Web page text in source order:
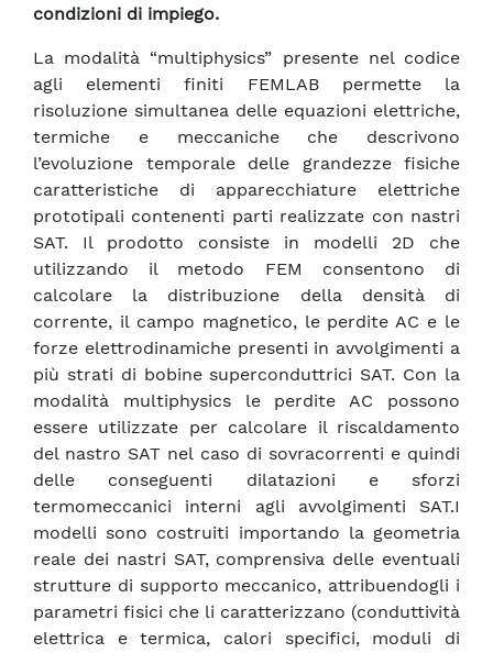
condizioni di impiego.
La modalità “multiphysics” presente nel codice
agli elementi finiti FEMLAB permette la
risoluzione simultanea delle equazioni elettriche,
termiche e meccaniche che descrivono
l’evoluzione temporale delle grandezze fisiche
caratteristiche di apparecchiature elettriche
prototipali contenenti parti realizzate con nastri
SAT. Il prodotto consiste in modelli 2D che
utilizzando il metodo FEM consentono di
calcolare la distribuzione della densità di
corrente, il campo magnetico, le perdite AC e le
forze elettrodinamiche presenti in avvolgimenti a
più strati di bobine superconduttrici SAT. Con la
modalità multiphysics le perdite AC possono
essere utilizzate per calcolare il riscaldamento
del nastro SAT nel caso di sovracorrenti e quindi
delle conseguenti dilatazioni e sforzi
termomeccanici interni agli avvolgimenti SAT.I
modelli sono costruiti importando la geometria
reale dei nastri SAT, comprensiva delle eventuali
strutture di supporto meccanico, attribuendogli i
parametri fisici che li caratterizzano (conduttività
elettrica e termica, calori specifici, moduli di